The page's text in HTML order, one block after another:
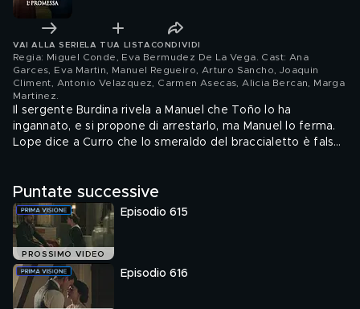
VAI ALLA SERIE LA TUA LISTA CONDIVIDI
Regia: Miguel Conde, Eva Bermudez De La Vega. Cast: Ana
Garces, Eva Martin, Manuel Regueiro, Arturo Sancho, Joaquin
Climent, Antonio Velazquez, Carmen Asecas, Alicia Bercan, Marga
Martinez
Il sergente Burdina rivela a Manuel che Toño lo ha
ingannato, e si propone di arrestarlo, ma Manuel lo ferma.
Lope dice a Curro che lo smeraldo del braccialetto è falso,
già ricevuto un paio il giorno prima da lei, ma non lo ricorda.
Catalina informa Emilia che il Dottor Ferrer ha bisogno di
nuovo di lei, che dovrà quindi lasciare la tenuta. Catalina e
Pia decidono di trovare un modo per far sì che non vada
via. Teresa dice a Curro di aver notato che Eugenia ha
iniziato a nascondere oggetti e cibo, e lui teme sia l'inizio
del peggio. Petra si sfoga con Samuel perché la servitù
continua a essere diffidente con lei, e il prete chiede a
Puntate successive
PROSSIMO VIDEO
Episodio 615
Episodio 616